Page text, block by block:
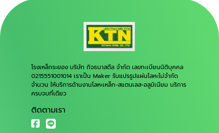
โรงเหล็กระยอง บริษัท กิจธนาสตีล จำกัด เลขทะเบียนนิติบุคคล
0215551001014 เราเป็น Maker รับแปรรูปแผ่นโลหะไม่จำกัด
จำนวน ให้บริการด้านงานโลหะเหล็ก-สแตนเลส-อลูมิเนียม บริการ
ครบจบที่เดียว
ติดตามเรา